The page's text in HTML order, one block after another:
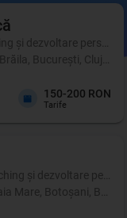
şi dezvoltare
București, Cluj-
150-200 RON
Tarife
şi dezvoltare
Mare, Botoșani,